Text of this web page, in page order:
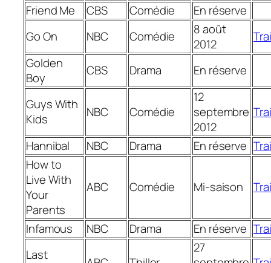
Friend Me CBS Comédie
En réserve
Go On
NBC Comédie
8 août
2012
Golden
Boy
CBS Drama En réserve
Guys With
Kids
NBC Comédie
12
septembre
2012
Hannibal NBC Drama En réserve
How to
Live With
Your
Parents
ABC Comédie Mi-saison
Infamous NBC Drama En réserve
Last
27